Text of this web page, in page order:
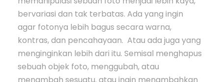
bervariasi dan tak terbatas. Ada yang ingin
agar fotonya lebih bagus secara warna,
kontras, dan pencahayaan. Atau ada juga yang
menginginkan lebih dari itu. Semisal menghapus
sebuah objek foto, menggubah, atau
menambah sesuatu. atau ingin menambahkan